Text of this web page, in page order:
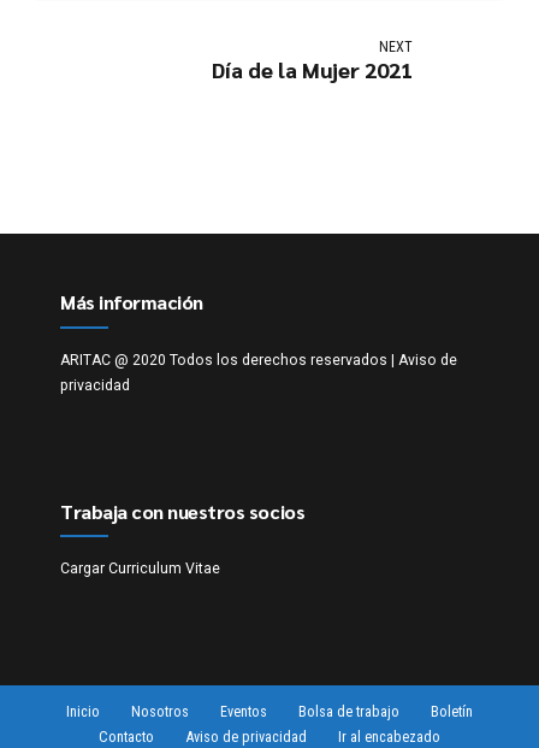
NEXT
Día de la Mujer 2021
Más información
ARITAC @ 2020 Todos los derechos reservados | Aviso de
privacidad
Trabaja con nuestros socios
Cargar Curriculum Vitae
Inicio Nosotros Eventos Bolsa de trabajo
Boletín
Contacto
Aviso de privacidad Ir al encabezado